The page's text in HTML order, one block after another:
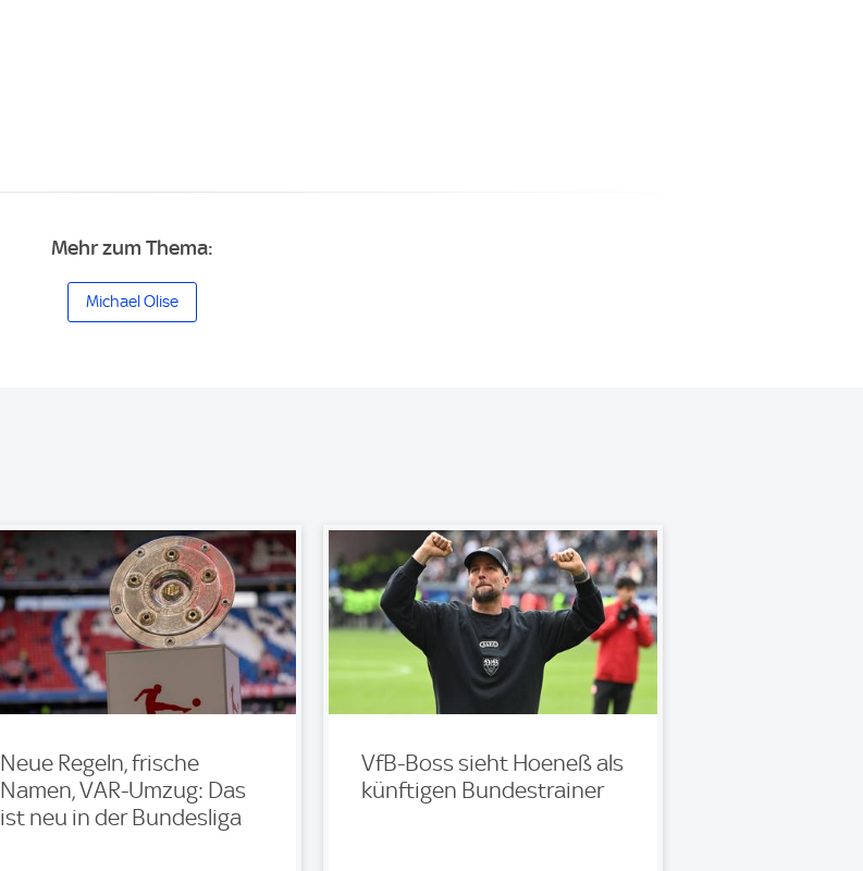
Mehr zum Thema:
Michael Olise
Neue Regeln, frische
Namen, VAR-Umzug: Das
ist neu in der Bundesliga
VfB-Boss sieht Hoeneß als
künftigen Bundestrainer